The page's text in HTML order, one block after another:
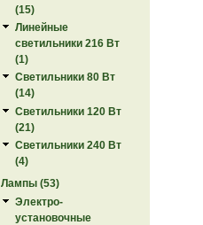
(15)
Линейные
светильники 216 Вт
(1)
Светильники 80 Вт
(14)
Светильники 120 Вт
(21)
Светильники 240 Вт
(4)
Лампы (53)
Электро-
установочные